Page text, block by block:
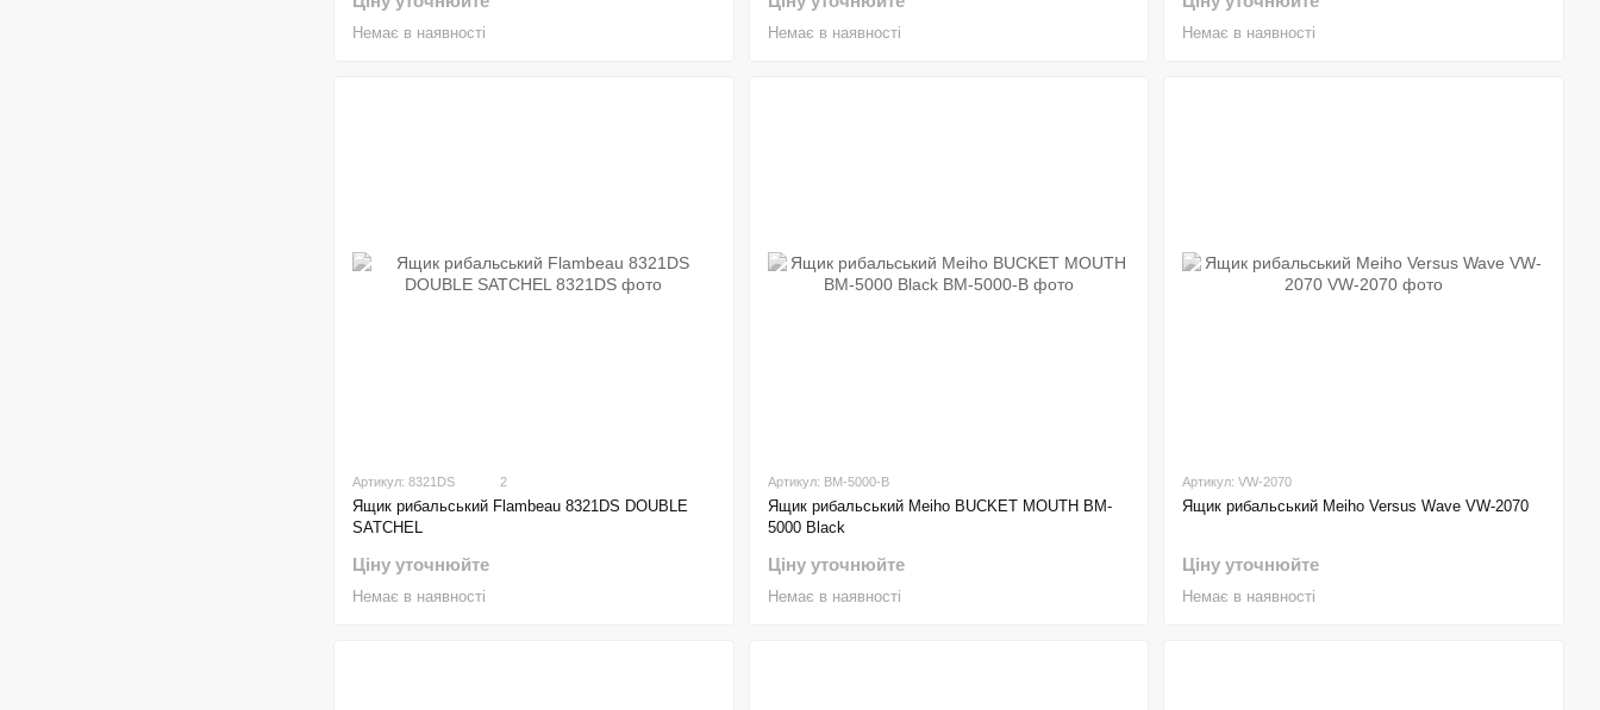
Немає в наявності Немає в наявності Немає в наявності
Артикул: 8321DS 2
Ящик рибальський Flambeau 8321DS DOUBLE
SATCHEL
Ціну уточнюйте
Немає в наявності
Артикул: BM-5000-B
Ящик рибальський Meiho BUCKET MOUTH BM-
5000 Black
Ціну уточнюйте
Немає в наявності
Артикул: VW-2070
Ящик рибальський Meiho Versus Wave VW-2070
Ціну уточнюйте
Немає в наявності